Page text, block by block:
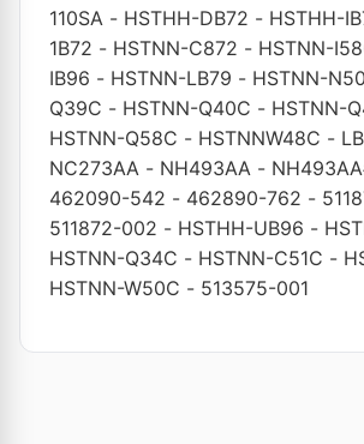
110SA - HSTHH-DB72 - HSTHH-
1B72 - HSTNN-C872 - HSTNN-
IB96 - HSTNN-LB79 - HSTNN-
Q39C - HSTNN-Q40C - HSTNN-
HSTNN-Q58C - HSTNNW48C -
NC273AA - NH493AA -
462090-542 - 462890-762 -
511872-002 - HSTHH-UB96 -
HSTNN-Q34C - HSTNN-C51C -
HSTNN-W50C - 513575-001